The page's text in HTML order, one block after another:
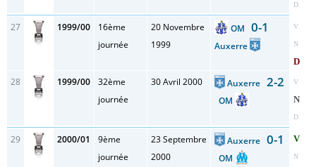
D
27 1999/00
16ème
journée
20 Novembre
1999
OM 0-1
Auxerre
V
N
D
28 1999/00
32ème
journée
30 Avril 2000 Auxerre2-2
OM
V
N
D
29 2000/01
9ème
journée
23 Septembre
2000
Auxerre0-1
OM
V
N